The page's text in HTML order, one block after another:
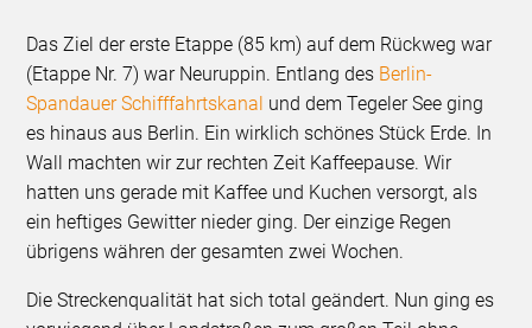
Das Ziel der erste Etappe (85 km) auf dem Rückweg war
(Etappe Nr. 7) war Neuruppin. Entlang des Berlin-
Spandauer Schifffahrtskanal und dem Tegeler See ging
es hinaus aus Berlin. Ein wirklich schönes Stück Erde. In
Wall machten wir zur rechten Zeit Kaffeepause. Wir
hatten uns gerade mit Kaffee und Kuchen versorgt, als
ein heftiges Gewitter nieder ging. Der einzige Regen
übrigens währen der gesamten zwei Wochen.
Die Streckenqualität hat sich total geändert. Nun ging es